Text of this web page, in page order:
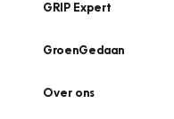
GRIP Expert
GroenGedaan
Over ons